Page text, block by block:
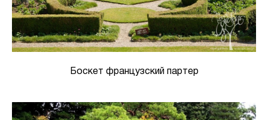
Боскет французский партер